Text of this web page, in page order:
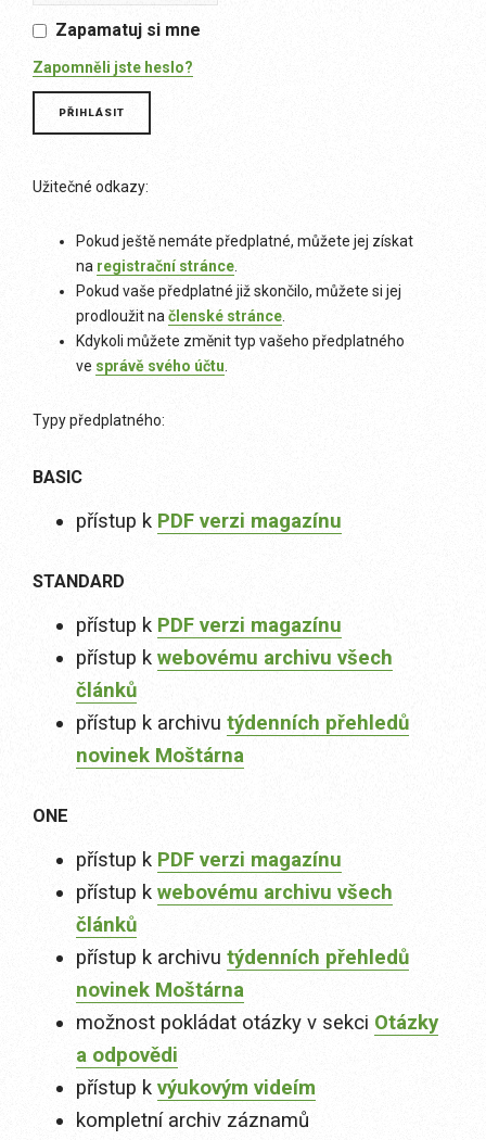
Zapamatuj si mne
Zapomněli jste heslo?
Užitečné odkazy:
Pokud ještě nemáte předplatné, můžete jej získat
na registrační stránce
Pokud vaše předplatné již skončilo, můžete si jej
prodloužit na členské stránce
Kdykoli můžete změnit typ vašeho předplatného
ve správě svého účtu
Typy předplatného:
BASIC
přístup k PDF verzi magazínu
STANDARD
přístup k PDF verzi magazínu
přístup k webovému archivu všech
článků
přístup k archivu týdenních přehledů
novinek Moštárna
ONE
přístup k PDF verzi magazínu
přístup k webovému archivu všech
článků
přístup k archivu týdenních přehledů
novinek Moštárna
možnost pokládat otázky v sekci Otázky
a odpovědi
přístup k výukovým videím
kompletní archiv záznamů